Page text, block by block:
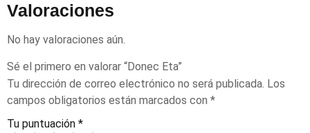
Valoraciones
No hay valoraciones aún.
Sé el primero en valorar “Donec Eta”
Tu dirección de correo electrónico no será publicada. Los
campos obligatorios están marcados con *
Tu puntuación *